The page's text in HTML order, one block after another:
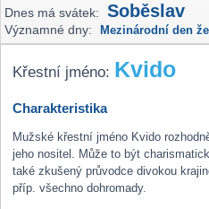
Dnes má svátek: Soběslav
Významné dny: Mezinárodní den
Křestní jméno: Kvido
Charakteristika
Mužské křestní jméno Kvido
jeho nositel. Může to být
také zkušený průvodce divokou
příp. všechno dohromady.